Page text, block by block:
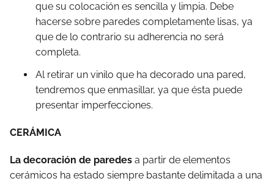
que su colocación es sencilla y limpia. Debe
hacerse sobre paredes completamente lisas, ya
que de lo contrario su adherencia no será
completa.
Al retirar un vinilo que ha decorado una pared,
tendremos que enmasillar, ya que ésta puede
presentar imperfecciones.
CERÁMICA
La decoración de paredes a partir de elementos
cerámicos ha estado siempre bastante delimitada a una